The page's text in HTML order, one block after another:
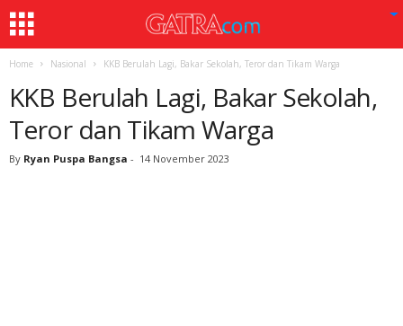
Home Nasional KKB Berulah Lagi, Bakar Sekolah, Teror dan Tikam Warga
KKB Berulah Lagi, Bakar Sekolah,
Teror dan Tikam Warga
By Ryan Puspa Bangsa - 14 November 2023